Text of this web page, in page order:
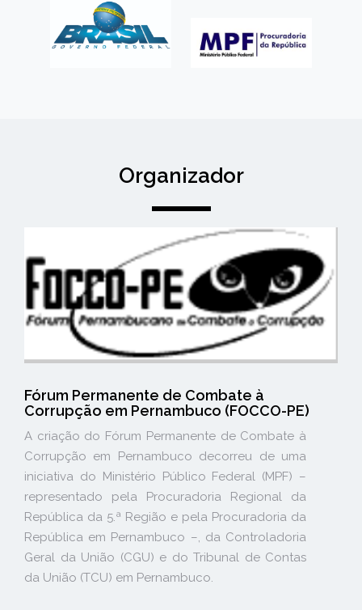
Organizador
Fórum Permanente de Combate à
Corrupção em Pernambuco (FOCCO-PE)
A criação do Fórum Permanente de Combate à
Corrupção em Pernambuco decorreu de uma
iniciativa do Ministério Público Federal (MPF) –
representado pela Procuradoria Regional da
República da 5.ª Região e pela Procuradoria da
República em Pernambuco –, da Controladoria
Geral da União (CGU) e do Tribunal de Contas
da União (TCU) em Pernambuco.